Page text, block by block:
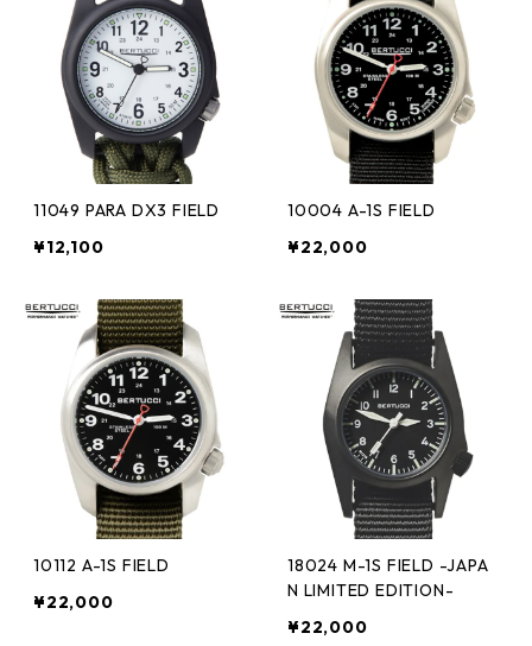
11049 PARA DX3 FIELD
¥12,100
10004 A-1S FIELD
¥22,000
10112 A-1S FIELD
¥22,000
18024 M-1S FIELD -JAPA
N LIMITED EDITION-
¥22,000